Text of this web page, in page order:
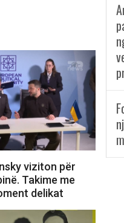
viziton për
Takime me
delikat